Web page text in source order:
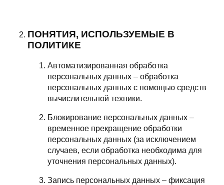
ПОНЯТИЯ, ИСПОЛЬЗУЕМЫЕ В
ПОЛИТИКЕ
Автоматизированная обработка
персональных данных – обработка
персональных данных с помощью средств
вычислительной техники.
Блокирование персональных данных –
временное прекращение обработки
персональных данных (за исключением
случаев, если обработка необходима для
уточнения персональных данных).
Запись персональных данных – фиксация